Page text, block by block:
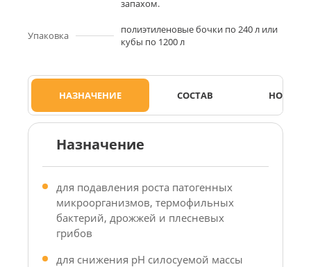
запахом.
Упаковка
полиэтиленовые бочки по 240 л или
кубы по 1200 л
НАЗНАЧЕНИЕ СОСТАВ НОРМЫ
Назначение
для подавления роста патогенных
микроорганизмов, термофильных
бактерий, дрожжей и плесневых
грибов
для снижения рН силосуемой массы